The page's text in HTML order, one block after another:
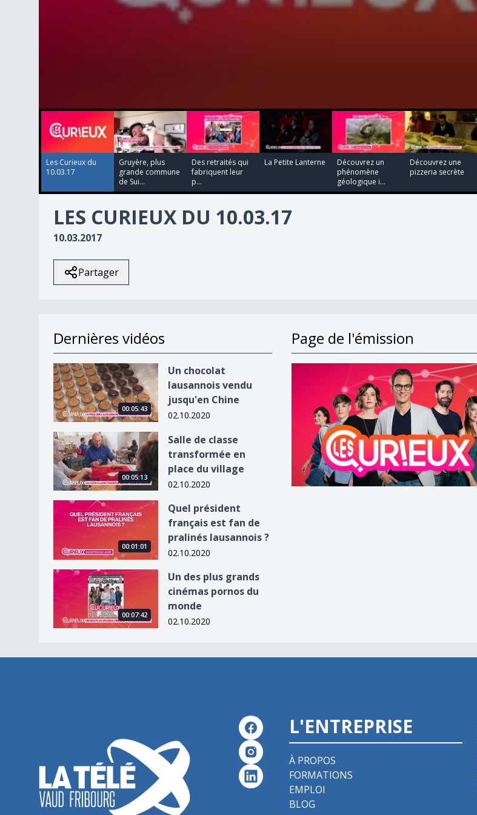
0
seconds
minutes,
45
seconds
Les Curieux du
10.03.17
Gruyère, plus
grande commune
de Sui...
Des retraités qui
fabriquent leur
p...
La Petite Lanterne
Découvrez un
phénomène
géologique i...
Découvrez une
pizzeria secrète
LES CURIEUX DU 10.03.17
10.03.2017
Partager
Dernières vidéos
Un chocolat lausannois vendu jusqu&#039;en Chine
00:05:43
Un chocolat
lausannois vendu
jusqu'en Chine
02.10.2020
Salle de classe transformée en place du village
00:05:13
Salle de classe
transformée en
place du village
02.10.2020
Quel président français est fan de pralinés lausannois ?
00:01:01
Quel président
français est fan de
pralinés lausannois ?
02.10.2020
Un des plus grands cinémas pornos du monde
00:07:42
Un des plus grands
cinémas pornos du
monde
02.10.2020
Page de l'émission
L'ENTREPRISE
À PROPOS
FORMATIONS
EMPLOI
BLOG